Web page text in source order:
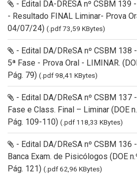
- Edital DA-DRESA nº CSBM 139
- Resultado FINAL Liminar- Prova
04/07/24) (.pdf 73,59 KBytes)
- Edital DA/DReSA nº CSBM 138
5ª Fase - Prova Oral - LIMINAR.
Pág. 79) (.pdf 98,41 KBytes)
- Edital DA/DReSA nº CSBM 137
Fase e Class. Final – Liminar (DOE
Pág. 109-110) (.pdf 118,33 KBytes)
- Edital DA/DReSA nº CSBM 136
Banca Exam. de Pisicólogos (DOE
Pág. 121) (.pdf 62,96 KBytes)